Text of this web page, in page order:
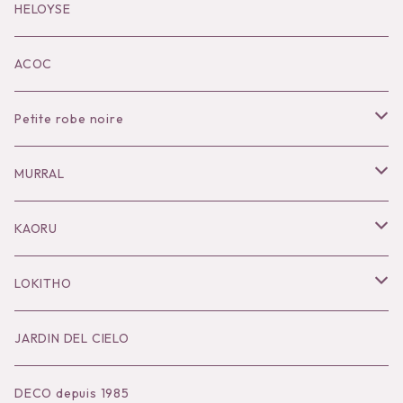
Black series
KOKO別注
HELOYSE
ACOC
Petite robe noire
Necklace
Pierce
Bracelet／Bangle
Ring
Brooch
MURRAL
Outer
Tops
Bottoms
Dress
KAORU
Necklace
Pierce
Ear Cuff
LOKITHO
Tops
Bottoms
JARDIN DEL CIELO
DECO depuis 1985